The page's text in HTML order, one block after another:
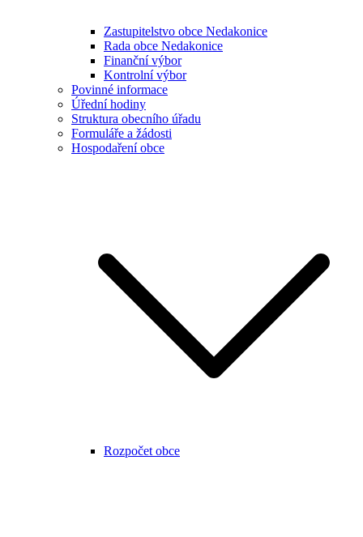
Zastupitelstvo obce Nedakonice
Rada obce Nedakonice
Finanční výbor
Kontrolní výbor
Povinné informace
Úřední hodiny
Struktura obecního úřadu
Formuláře a žádosti
Hospodaření obce
Rozpočet obce